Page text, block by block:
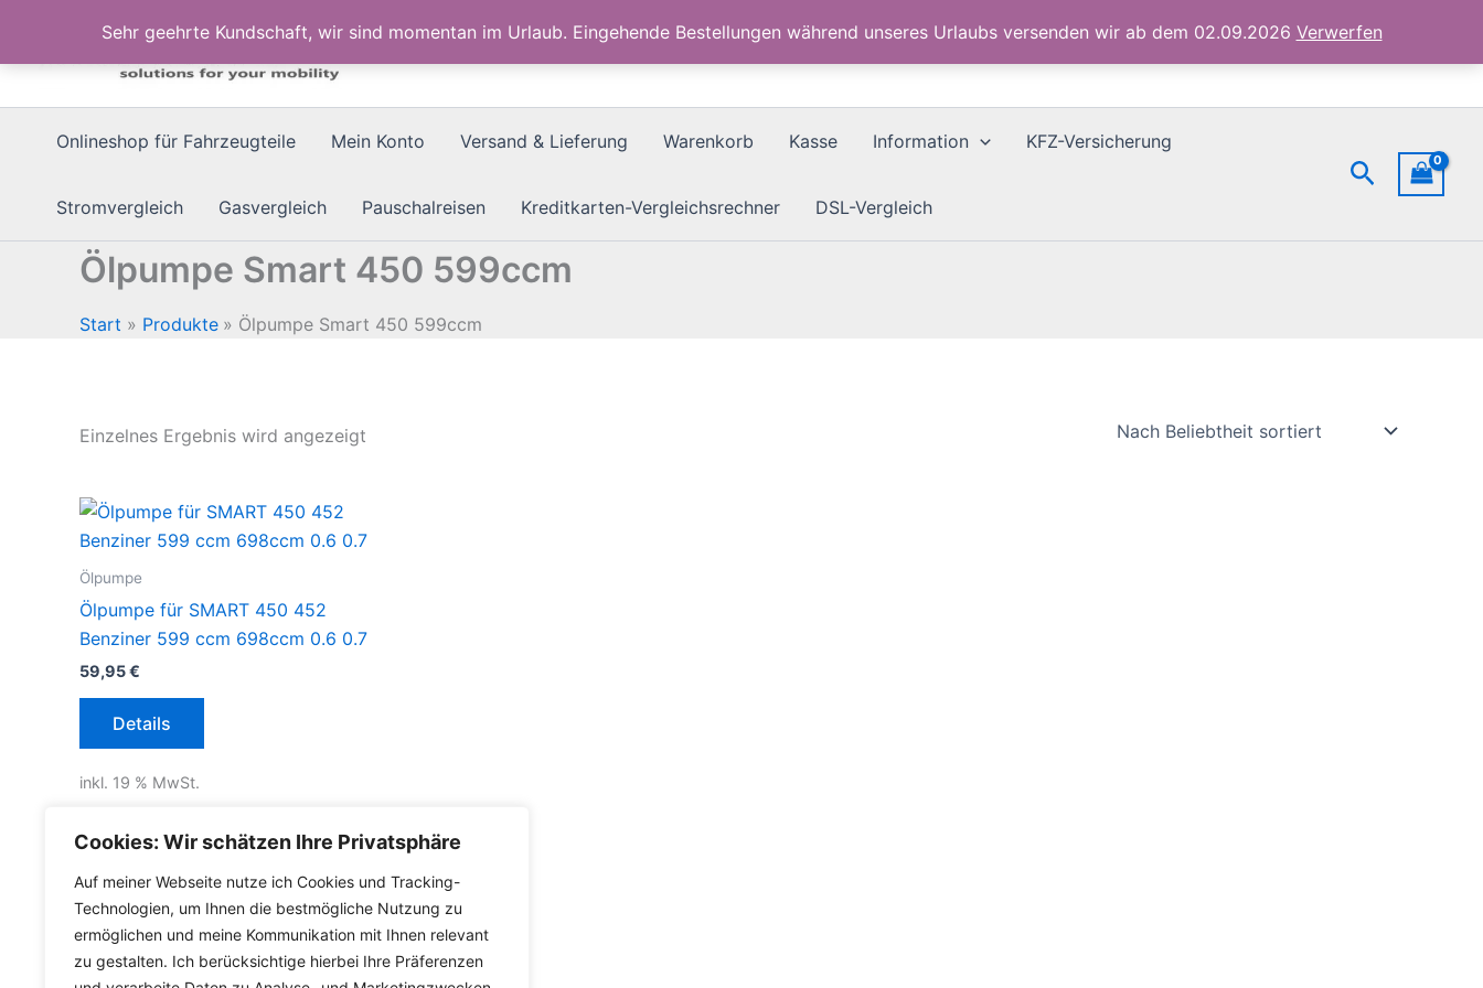
Cookies: Wir schätzen Ihre Privatsphäre
Auf meiner Webseite nutze ich Cookies und Tracking-
Technologien, um Ihnen die bestmögliche Nutzung zu
ermöglichen und meine Kommunikation mit Ihnen relevant
zu gestalten. Ich berücksichtige hierbei Ihre Präferenzen
Sehr geehrte Kundschaft, wir sind momentan im Urlaub. Eingehende Bestellungen während unseres Urlaubs versenden wir ab dem 02.09.2026 Verwerfen
springen
Onlineshop für Fahrzeugteile Mein Konto Versand & Lieferung Warenkorb Kasse Information KFZ-Versicherung
Stromvergleich Gasvergleich Pauschalreisen Kreditkarten-Vergleichsrechner DSL-Vergleich
Suchen
Ölpumpe Smart 450 599ccm
Start Produkte Ölpumpe Smart 450 599ccm
Einzelnes Ergebnis wird angezeigt
Ölpumpe
Ölpumpe für SMART 450 452
Benziner 599 ccm 698ccm 0.6 0.7
59,95€
Details
inkl. 19 % MwSt.
Lieferzeit Deutschland:2-3 Werktage